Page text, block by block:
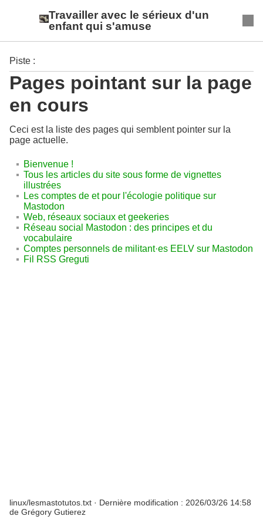
Travailler avec le sérieux d'un
enfant qui s'amuse
Piste :
Pages pointant sur la page
en cours
Ceci est la liste des pages qui semblent pointer sur la
page actuelle.
Bienvenue !
Tous les articles du site sous forme de vignettes
illustrées
Les comptes de et pour l'écologie politique sur
Mastodon
Web, réseaux sociaux et geekeries
Réseau social Mastodon : des principes et du
vocabulaire
Comptes personnels de militant·es EELV sur Mastodon
Fil RSS Greguti
linux/lesmastotutos.txt · Dernière modification : 2026/03/26 14:58
de Grégory Gutierez